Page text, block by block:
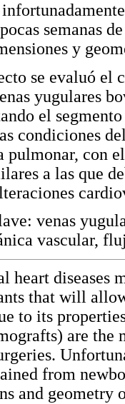
semanas
y
se evaluó
yugulares
el segmento
condiciones
pulmonar, con
a las que
venas
vascular,
heart diseases
that will
to its
are
from
and geometry